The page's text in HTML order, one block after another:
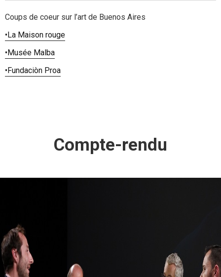
Coups de coeur sur l’art de Buenos Aires
•La Maison rouge
•Musée Malba
•Fundaciòn Proa
Compte-rendu